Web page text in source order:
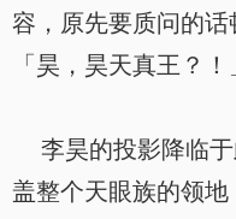
容，原先要质问的话
「昊，昊天真王？！
李昊的投影降临于
盖整个天眼族的领